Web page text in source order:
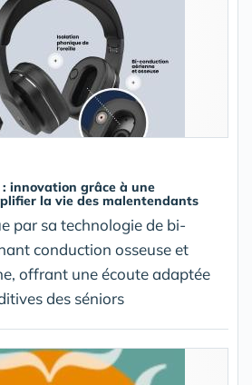
innovation grâce à une
la vie des malentendants
par sa technologie de bi-
conduction osseuse et
offrant une écoute adaptée
des séniors